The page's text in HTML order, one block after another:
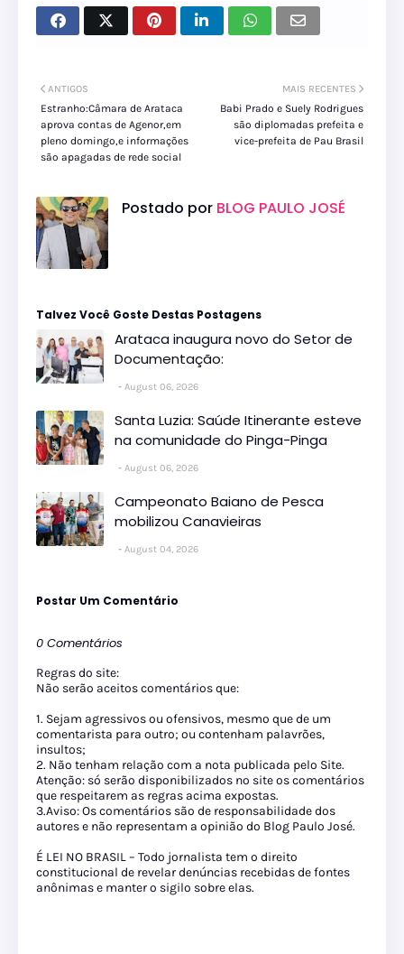
MAIS RECENTES
Babi Prado e Suely Rodrigues
são diplomadas prefeita e
vice-prefeita de Pau Brasil
ANTIGOS
Estranho:Câmara de Arataca
aprova contas de Agenor,em
pleno domingo,e informações
são apagadas de rede social
Postado por BLOG PAULO JOSÉ
Talvez Você Goste Destas Postagens
Arataca inaugura novo do Setor de
Documentação:
August 06, 2026
Santa Luzia: Saúde Itinerante esteve
na comunidade do Pinga-Pinga
August 06, 2026
Campeonato Baiano de Pesca
mobilizou Canavieiras
August 04, 2026
Postar Um Comentário
0 Comentários
Regras do site:
Não serão aceitos comentários que:
1. Sejam agressivos ou ofensivos, mesmo que de um
comentarista para outro; ou contenham palavrões,
insultos;
2. Não tenham relação com a nota publicada pelo Site.
Atenção: só serão disponibilizados no site os comentários
que respeitarem as regras acima expostas.
3.Aviso: Os comentários são de responsabilidade dos
autores e não representam a opinião do Blog Paulo José.
É LEI NO BRASIL – Todo jornalista tem o direito
constitucional de revelar denúncias recebidas de fontes
anônimas e manter o sigilo sobre elas.